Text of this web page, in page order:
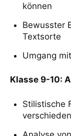
können
Bewusster
Textsorte
Umgang
Klasse 9-10:
Stilistische